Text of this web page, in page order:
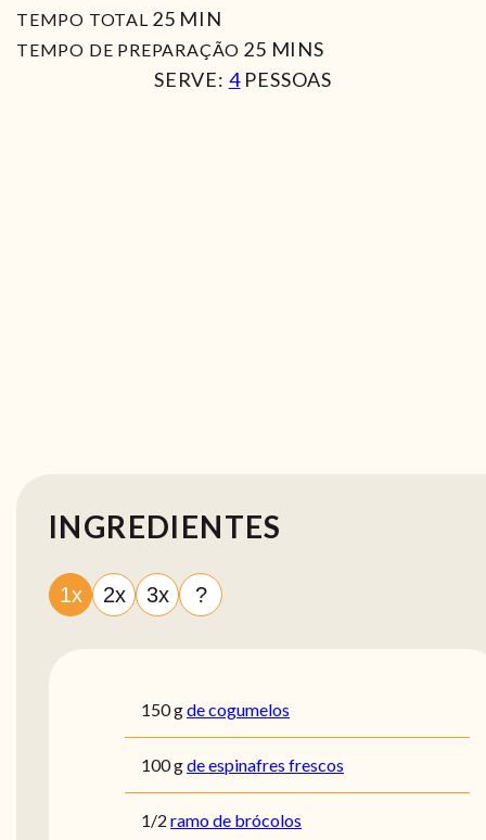
TEMPO TOTAL 25MIN
MIN
TEMPO DE PREPARAÇÃO 25MIN
MINS
SERVE: 4 PESSOAS
INGREDIENTES
1x 2x 3x ?
150gde cogumelos
100gde espinafres frescos
1/2 ramo de brócolos